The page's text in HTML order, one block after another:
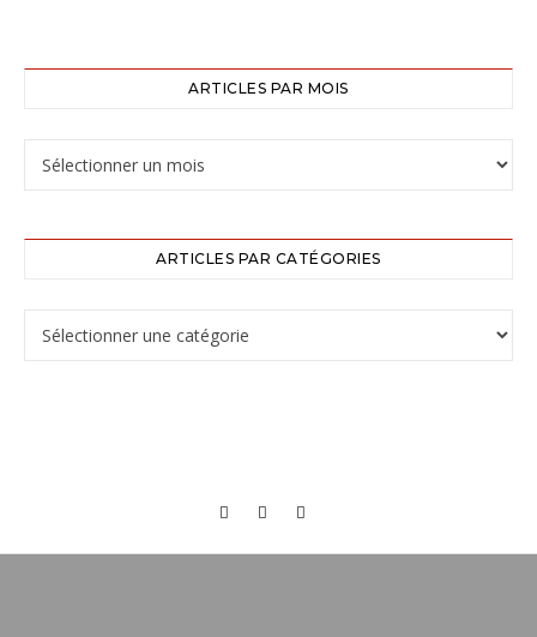
ARTICLES PAR MOIS
Articles par mois
ARTICLES PAR CATÉGORIES
Articles par catégories